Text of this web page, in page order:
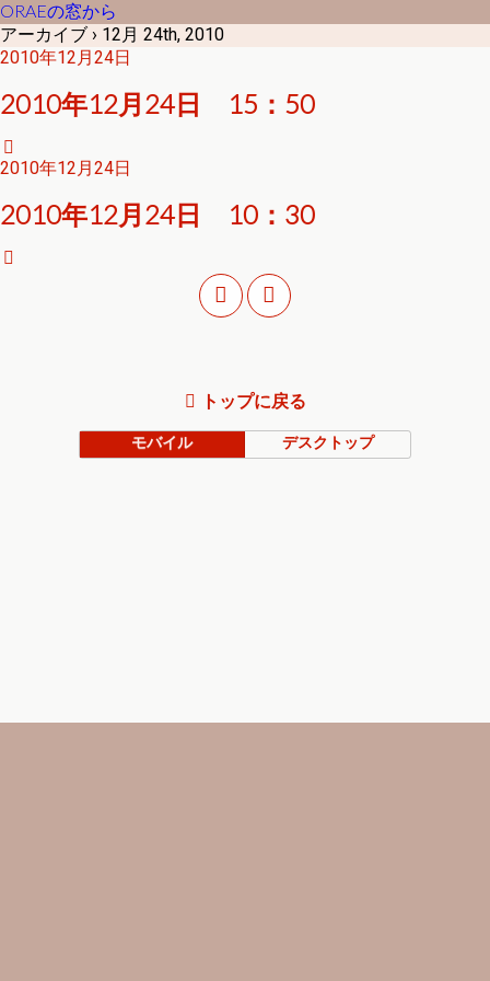
ORAEの窓から
アーカイブ › 12月 24th, 2010
2010年12月24日
2010年12月24日 15：50
2010年12月24日
2010年12月24日 10：30
トップに戻る
モバイル デスクトップ